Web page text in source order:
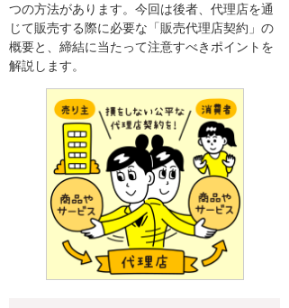
つの方法があります。今回は後者、代理店を通
じて販売する際に必要な「販売代理店契約」の
概要と、締結に当たって注意すべきポイントを
解説します。